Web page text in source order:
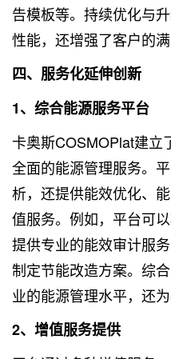
告模板等。持续优化与
性能，还增强了客户的
四、服务化延伸创新
1、综合能源服务平台
卡奥斯COSMOPlat建立
全面的能源管理服务。
析，还提供能效优化、
值服务。例如，平台可
提供专业的能效审计服
制定节能改造方案。综
业的能源管理水平，还
2、增值服务提供